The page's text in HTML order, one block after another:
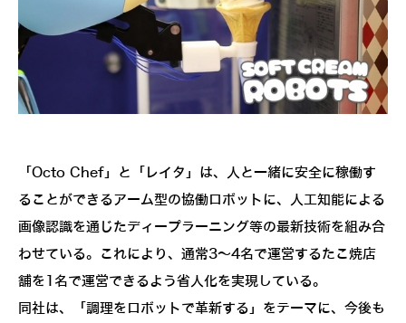
「Octo Chef」と「レイタ」は、人と一緒に安全に稼働す
ることができるアーム型の協働ロボットに、人工知能による
画像認識を通じたディープラーニング等の最新技術を組み合
わせている。これにより、通常3～4名で運営するたこ焼店
舗を1名で運営できるよう省人化を実現している。
同社は、「調理をロボットで革新する」をテーマに、今後も